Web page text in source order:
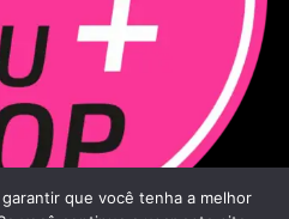
que você tenha a melhor